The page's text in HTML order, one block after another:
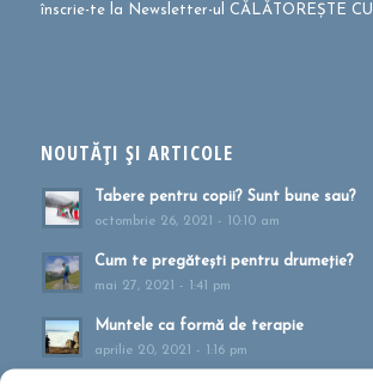
înscrie-te la Newsletter-ul CĂLĂTOREȘTE
NOUTĂȚI ȘI ARTICOLE
Tabere pentru copii? Sunt bune sau?
octombrie 26, 2021 - 10:10 am
Cum te pregătești pentru drumeție?
mai 27, 2021 - 1:41 pm
Muntele ca formă de terapie
aprilie 20, 2021 - 1:16 pm